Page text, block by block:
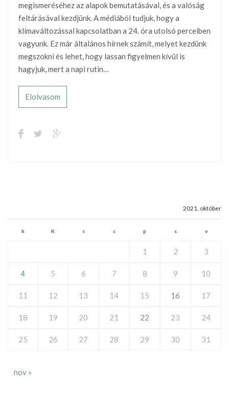
megismeréséhez az alapok bemutatásával, és a valóság
feltárásával kezdjünk. A médiából tudjuk, hogy a
klímaváltozással kapcsolatban a 24. óra utolsó perceiben
vagyunk. Ez már általános hírnek számít, melyet kezdünk
megszokni és lehet, hogy lassan figyelmen kívül is
hagyjuk, mert a napi rutin…
Elolvasom
2021. október
h K s c p s v
1 2 3
4 5 6 7 8 9 10
11 12 13 14 15 16 17
18 19 20 21 22 23 24
25 26 27 28 29 30 31
nov »